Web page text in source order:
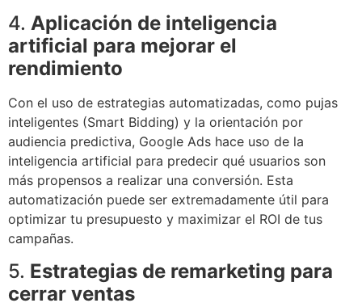
4. Aplicación de inteligencia
artificial para mejorar el
rendimiento
Con el uso de estrategias automatizadas, como pujas
inteligentes (Smart Bidding) y la orientación por
audiencia predictiva, Google Ads hace uso de la
inteligencia artificial para predecir qué usuarios son
más propensos a realizar una conversión. Esta
automatización puede ser extremadamente útil para
optimizar tu presupuesto y maximizar el ROI de tus
campañas.
5. Estrategias de remarketing para
cerrar ventas